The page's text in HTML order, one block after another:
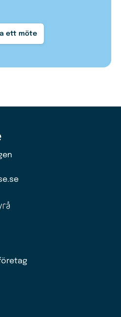
ett möte